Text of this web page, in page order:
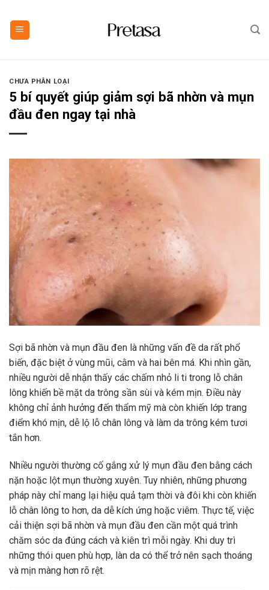
content
CHƯA PHÂN LOẠI
5 bí quyết giúp giảm sợi bã nhờn và mụn
đầu đen ngay tại nhà
Sợi bã nhờn và mụn đầu đen là những vấn đề da rất phổ
biến, đặc biệt ở vùng mũi, cằm và hai bên má. Khi nhìn gần,
nhiều người dễ nhận thấy các chấm nhỏ li ti trong lỗ chân
lông khiến bề mặt da trông sần sùi và kém mịn. Điều này
không chỉ ảnh hưởng đến thẩm mỹ mà còn khiến lớp trang
điểm khó mịn, dễ lộ lỗ chân lông và làm da trông kém tươi
tắn hơn.
Nhiều người thường cố gắng xử lý mụn đầu đen bằng cách
nặn hoặc lột mụn thường xuyên. Tuy nhiên, những phương
pháp này chỉ mang lại hiệu quả tạm thời và đôi khi còn khiến
lỗ chân lông to hơn, da dễ kích ứng hoặc viêm. Thực tế, việc
cải thiện sợi bã nhờn và mụn đầu đen cần một quá trình
chăm sóc da đúng cách và kiên trì mỗi ngày. Khi duy trì
những thói quen phù hợp, làn da có thể trở nên sạch thoáng
và mịn màng hơn rõ rệt.